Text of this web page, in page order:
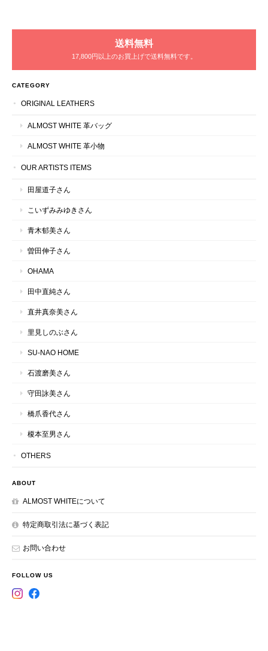
送料無料
17,800円以上のお買上げで送料無料です。
CATEGORY
ORIGINAL LEATHERS
ALMOST WHITE 革バッグ
ALMOST WHITE 革小物
OUR ARTISTS ITEMS
田屋道子さん
こいずみみゆきさん
青木郁美さん
曽田伸子さん
OHAMA
田中直純さん
直井真奈美さん
里見しのぶさん
SU-NAO HOME
石渡磨美さん
守田詠美さん
橋爪香代さん
榎本至男さん
OTHERS
ABOUT
ALMOST WHITEについて
特定商取引法に基づく表記
お問い合わせ
FOLLOW US